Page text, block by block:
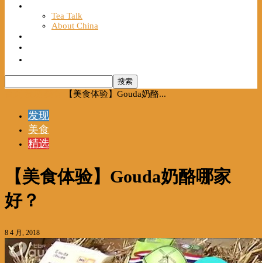
Tea Talk
About China
【美食体验】Gouda奶酪...
发现
美食
精选
【美食体验】Gouda奶酪哪家
好？
8 4 月, 2018